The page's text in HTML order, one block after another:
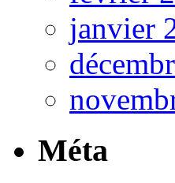
janvier
Méta